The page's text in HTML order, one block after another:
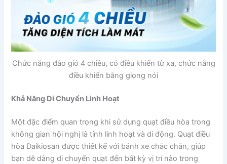
Chức năng đảo gió 4 chiều, có điều khiển từ xa, chức năng
điều khiển bằng giọng nói
Khả Năng Di Chuyển Linh Hoạt
Một đặc điểm quan trọng khi sử dụng quạt điều hòa trong
không gian hội nghị là tính linh hoạt và di động. Quạt điều
hòa Daikiosan được thiết kế với bánh xe chắc chắn, giúp
bạn dễ dàng di chuyển quạt đến bất kỳ vị trí nào trong